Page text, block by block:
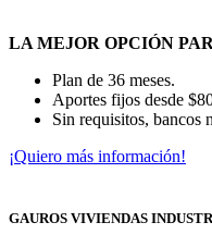
LA MEJOR OPCIÓN
Plan de 36 meses.
Aportes fijos desde
Sin requisitos, bancos
¡Quiero más información!
GAUROS VIVIENDAS